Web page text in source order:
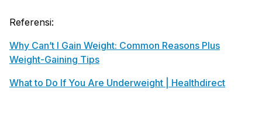
Referensi:
Why Can’t I Gain Weight: Common Reasons Plus
Weight-Gaining Tips
What to Do If You Are Underweight | Healthdirect